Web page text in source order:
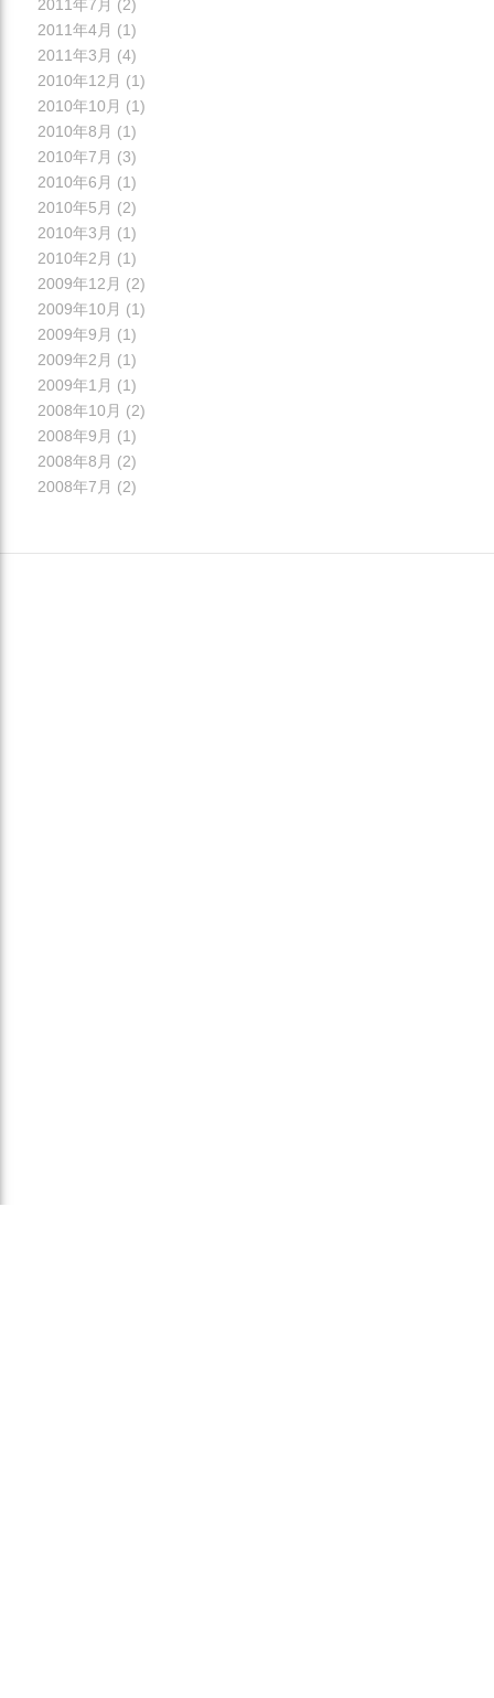
2011年7月 (2)
2011年4月 (1)
2011年3月 (4)
2010年12月 (1)
2010年10月 (1)
2010年8月 (1)
2010年7月 (3)
2010年6月 (1)
2010年5月 (2)
2010年3月 (1)
2010年2月 (1)
2009年12月 (2)
2009年10月 (1)
2009年9月 (1)
2009年2月 (1)
2009年1月 (1)
2008年10月 (2)
2008年9月 (1)
2008年8月 (2)
2008年7月 (2)